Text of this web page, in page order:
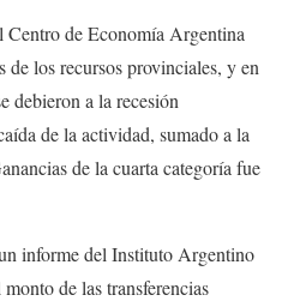
de Economía Argentina
los recursos provinciales, y en
debieron a la recesión
de la actividad, sumado a la
de la cuarta categoría fue
informe del Instituto Argentino
de las transferencias